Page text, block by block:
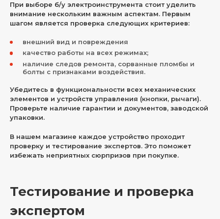
При выборе б/у электроинструмента стоит уделить
внимание нескольким важным аспектам. Первым
шагом является проверка следующих критериев:
внешний вид и повреждения
качество работы на всех режимах;
наличие следов ремонта, сорванные пломбы и
болты с признаками воздействия.
Убедитесь в функциональности всех механических
элементов и устройств управления (кнопки, рычаги).
Проверьте наличие гарантии и документов, заводской
упаковки.
В нашем магазине каждое устройство проходит
проверку и тестирование экспертов. Это поможет
избежать неприятных сюрпризов при покупке.
Тестирование и проверка
экспертом